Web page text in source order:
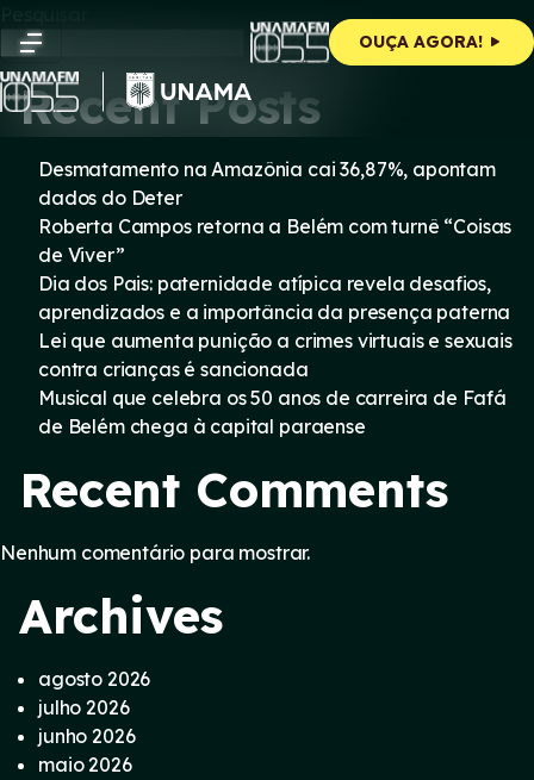
content
OUÇA AGORA!
Pesquisar
Pesquisar
Recent Posts
Desmatamento na Amazônia cai 36,87%, apontam
dados do Deter
Roberta Campos retorna a Belém com turnê “Coisas
de Viver”
Dia dos Pais: paternidade atípica revela desafios,
aprendizados e a importância da presença paterna
Lei que aumenta punição a crimes virtuais e sexuais
contra crianças é sancionada
Musical que celebra os 50 anos de carreira de Fafá
de Belém chega à capital paraense
Recent Comments
Nenhum comentário para mostrar.
Archives
agosto 2026
julho 2026
junho 2026
maio 2026